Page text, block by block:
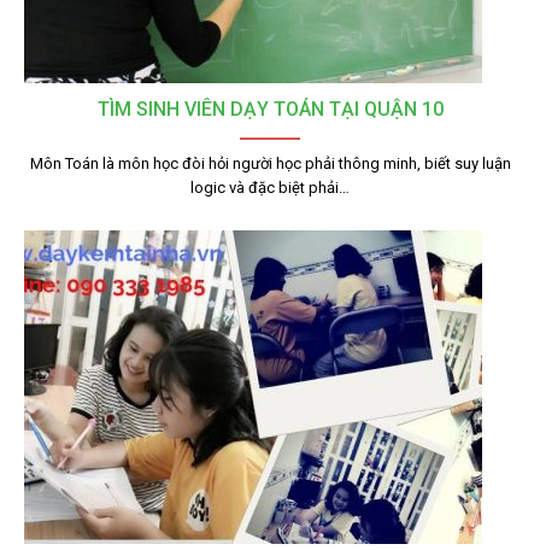
TÌM SINH VIÊN DẠY TOÁN TẠI QUẬN 10
Môn Toán là môn học đòi hỏi người học phải thông minh, biết suy luận
logic và đặc biệt phải…